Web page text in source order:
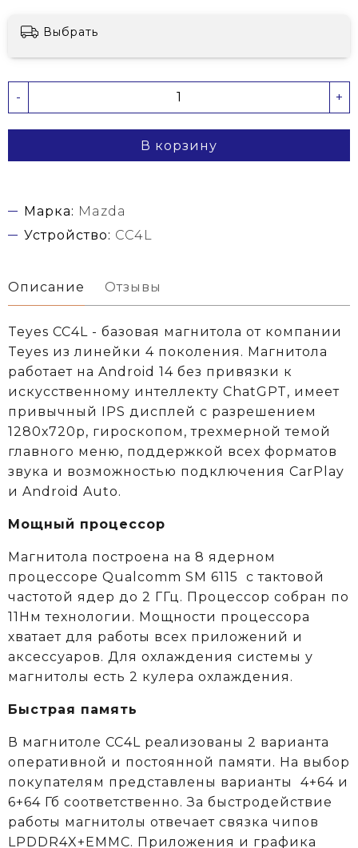
Выбрать
- +
В корзину
Марка: Mazda
Устройство: CC4L
Описание Отзывы
Teyes CC4L - базовая магнитола от компании
Teyes из линейки 4 поколения. Магнитола
работает на Android 14 без привязки к
искусственному интеллекту ChatGPT, имеет
привычный IPS дисплей с разрешением
1280х720р, гироскопом, трехмерной темой
главного меню, поддержкой всех форматов
звука и возможностью подключения CarPlay
и Android Auto.
Мощный процессор
Магнитола построена на 8 ядерном
процессоре Qualcomm SM 6115
c тактовой
частотой ядер до 2 ГГц. Процессор собран по
11Нм технологии. Мощности процессора
хватает для работы всех приложений и
аксессуаров. Для охлаждения системы у
магнитолы есть 2 кулера охлаждения.
Быстрая память
В магнитоле CC4L реализованы 2 варианта
оперативной и постоянной памяти. На выбор
покупателям представлены варианты 4+64 и
6+64 Гб соответственно. За быстродействие
работы магнитолы отвечает связка чипов
LPDDR4X+EMMC. Приложения и графика